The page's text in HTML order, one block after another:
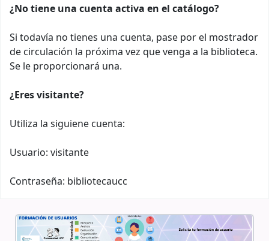
¿No tiene una cuenta activa en el catálogo?
Si todavía no tienes una cuenta, pase por el mostrador
de circulación la próxima vez que venga a la biblioteca.
Se le proporcionará una.
¿Eres visitante?
Utiliza la siguiene cuenta:
Usuario: visitante
Contraseña: bibliotecaucc